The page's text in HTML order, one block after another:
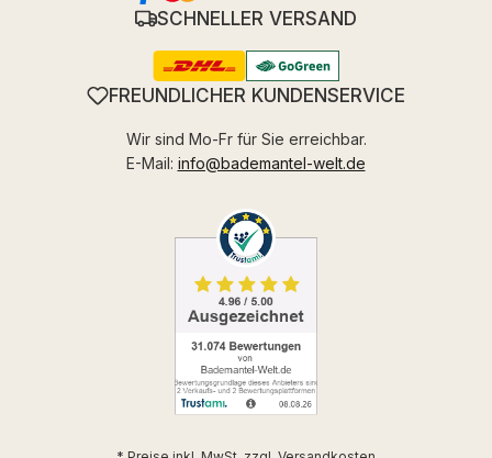
SCHNELLER VERSAND
FREUNDLICHER KUNDENSERVICE
Wir sind Mo-Fr für Sie erreichbar.
E-Mail: info@bademantel-welt.de